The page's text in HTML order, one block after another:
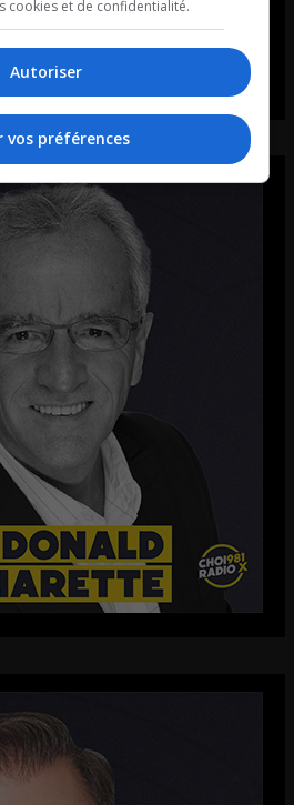
cookies et de confidentialité.
Autoriser
vos préférences